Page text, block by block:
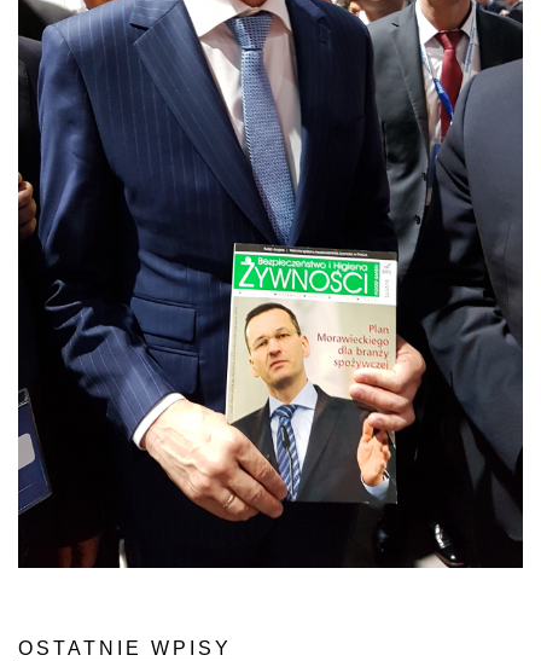
OSTATNIE WPISY